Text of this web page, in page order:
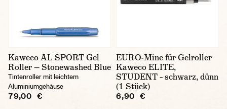
Kaweco AL SPORT Gel
Roller — Stonewashed Blue
Tintenroller mit leichtem
Aluminiumgehäuse
79,00 €
EURO-Mine für Gelroller
Kaweco ELITE,
STUDENT – schwarz, dünn
(1 Stück)
6,90 €